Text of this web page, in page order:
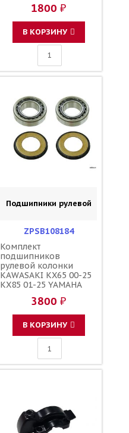
+ сальники / ALL
BALLS 601B6301UU
92045-1062 92049-1257
1800 ₽
В КОРЗИНУ
Подшипники рулевой
ZPSB108184
Комплект
подшипников
рулевой колонки
KAWASAKI KX65 00-25
KX85 01-25 YAMAHA
/ ZORO PARTS 22-1022
32005JRRS 92116-1065
93332-00059-00 93332-
3800 ₽
В КОРЗИНУ